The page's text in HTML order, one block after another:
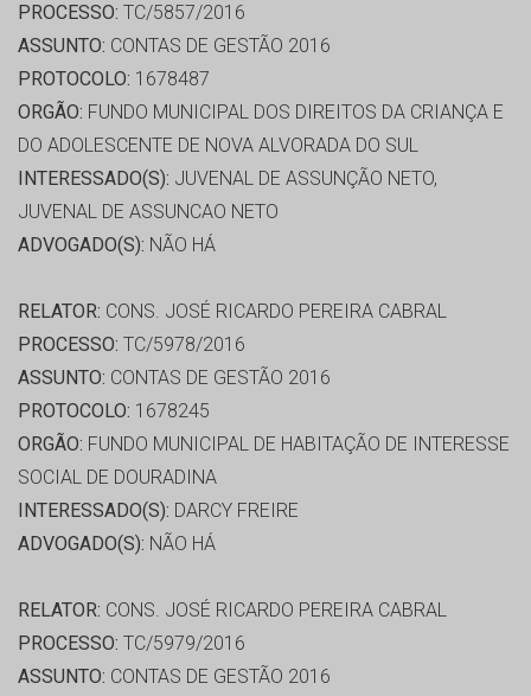
PROCESSO: TC/5857/2016
ASSUNTO: CONTAS DE GESTÃO 2016
PROTOCOLO: 1678487
ORGÃO: FUNDO MUNICIPAL DOS DIREITOS DA CRIANÇA E
DO ADOLESCENTE DE NOVA ALVORADA DO SUL
INTERESSADO(S): JUVENAL DE ASSUNÇÃO NETO,
JUVENAL DE ASSUNCAO NETO
ADVOGADO(S): NÃO HÁ
RELATOR: CONS. JOSÉ RICARDO PEREIRA CABRAL
PROCESSO: TC/5978/2016
ASSUNTO: CONTAS DE GESTÃO 2016
PROTOCOLO: 1678245
ORGÃO: FUNDO MUNICIPAL DE HABITAÇÃO DE INTERESSE
SOCIAL DE DOURADINA
INTERESSADO(S): DARCY FREIRE
ADVOGADO(S): NÃO HÁ
RELATOR: CONS. JOSÉ RICARDO PEREIRA CABRAL
PROCESSO: TC/5979/2016
ASSUNTO: CONTAS DE GESTÃO 2016